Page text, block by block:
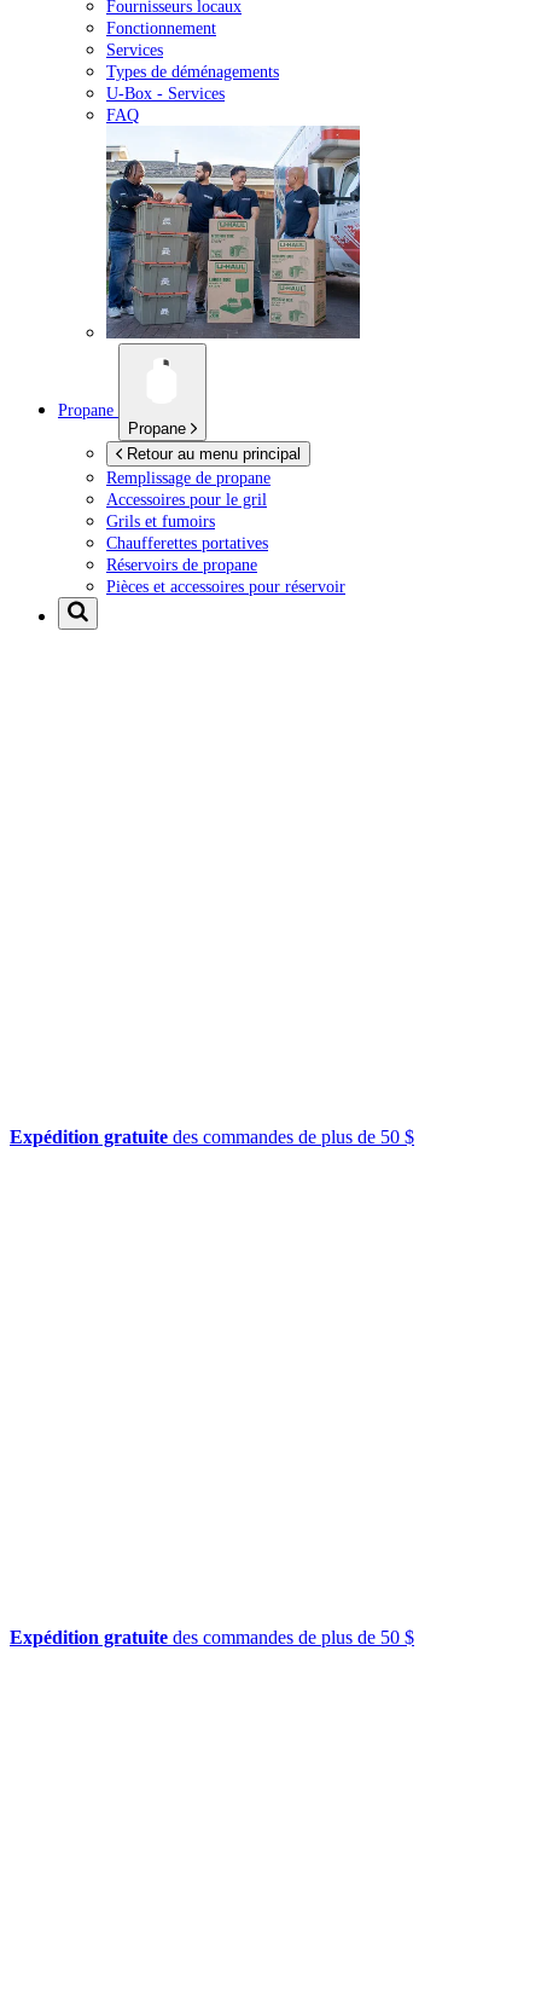
Fournisseurs locaux
Fonctionnement
Services
Types de déménagements
U-Box - Services
FAQ
Propane
Propane
Retour au menu principal
Remplissage de propane
Accessoires pour le gril
Grils et fumoirs
Chaufferettes portatives
Réservoirs de propane
Pièces et accessoires pour réservoir
Expédition gratuite des commandes de plus de 50 $
Expédition gratuite des commandes de plus de 50 $